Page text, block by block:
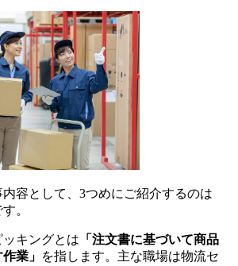
容として、3つめにご紹介するのは
。
キングとは 「注文書に基づいて商品
業」 を指します。主な職場は物流セ